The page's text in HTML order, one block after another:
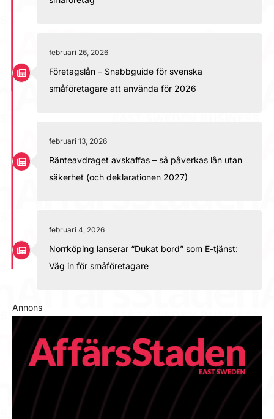
februari 26, 2026
Företagslån – Snabbguide för svenska
småföretagare att använda för 2026
februari 13, 2026
Ränteavdraget avskaffas – så påverkas lån utan
säkerhet (och deklarationen 2027)
februari 4, 2026
Norrköping lanserar “Dukat bord” som E-tjänst:
Väg in för småföretagare
Annons